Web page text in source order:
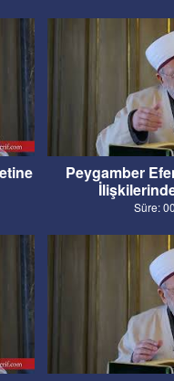
Peygamber
Süre: